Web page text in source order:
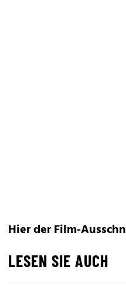
Hier der Film-
LESEN SIE AUCH